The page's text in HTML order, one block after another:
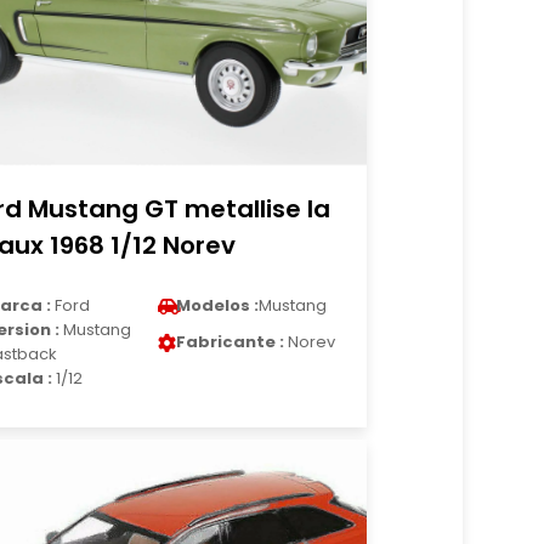
Mustang GT metallise la
1968 1/12 Norev
: Ford Modelos :Mustang
: Mustang
Fabricante : Norev
: 1/12